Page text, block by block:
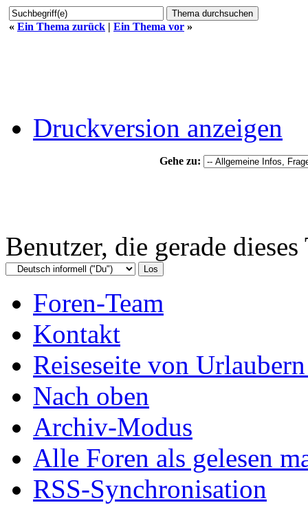
« Ein Thema zurück | Ein Thema vor »
Druckversion anzeigen
Gehe zu:
Benutzer, die gerade
Foren-Team
Kontakt
Reiseseite von
Nach oben
Archiv-Modus
Alle Foren als gelesen
RSS-Synchronisation